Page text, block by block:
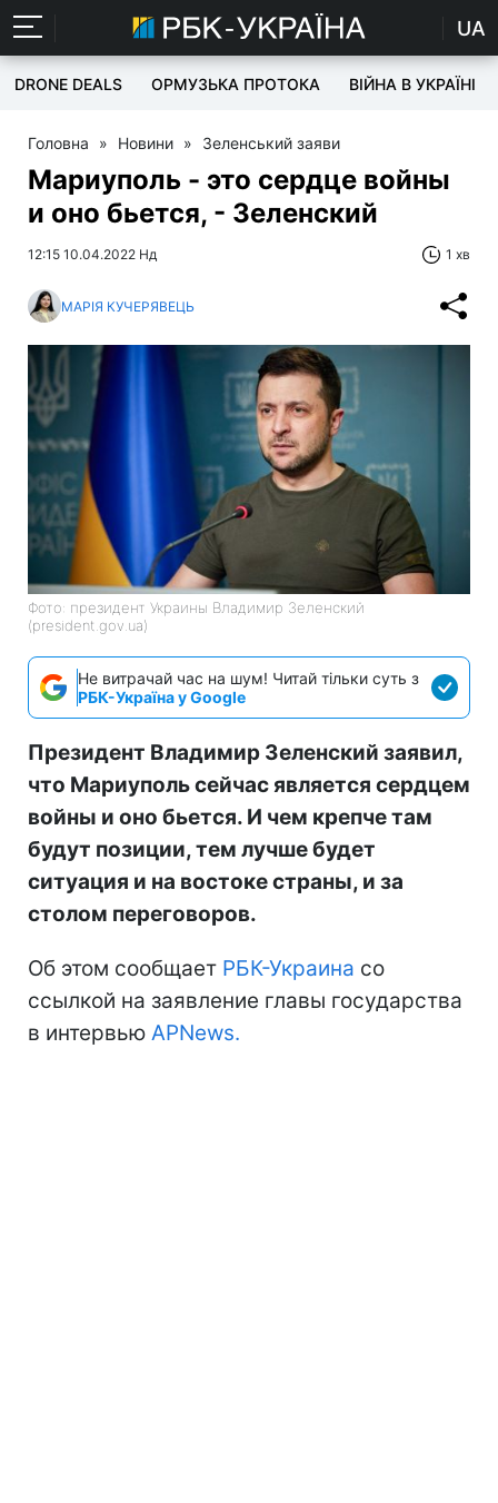
UA
DRONE DEALS ОРМУЗЬКА ПРОТОКА ВІЙНА В УКРАЇНІ
Головна » Новини » Зеленський заяви
Мариуполь - это сердце войны
и оно бьется, - Зеленский
12:15 10.04.2022 Нд 1 хв
МАРІЯ КУЧЕРЯВЕЦЬ
Фото: президент Украины Владимир Зеленский
(president.gov.ua)
Не витрачай час на шум! Читай тільки суть з
РБК-Україна у Google
Президент Владимир Зеленский заявил,
что Мариуполь сейчас является сердцем
войны и оно бьется. И чем крепче там
будут позиции, тем лучше будет
ситуация и на востоке страны, и за
столом переговоров.
Об этом сообщает РБК-Украина со
ссылкой на заявление главы государства
в интервью APNews.